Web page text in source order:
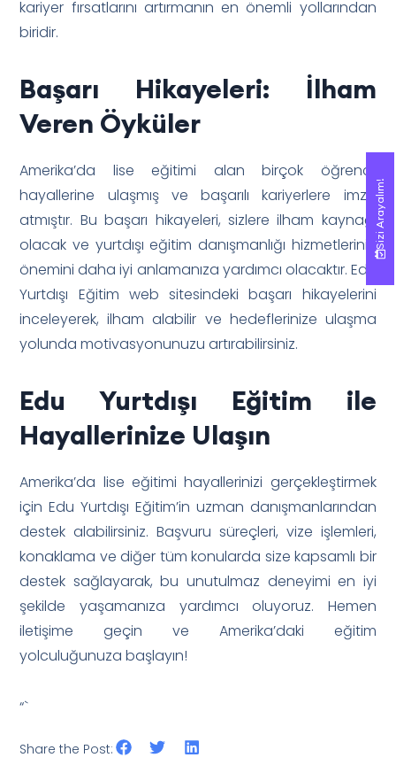
kariyer fırsatlarını artırmanın en önemli yollarından
biridir.
Başarı Hikayeleri: İlham
Veren Öyküler
Amerika’da lise eğitimi alan birçok öğrenci,
hayallerine ulaşmış ve başarılı kariyerlere imza
atmıştır. Bu başarı hikayeleri, sizlere ilham kaynağı
olacak ve yurtdışı eğitim danışmanlığı hizmetlerinin
önemini daha iyi anlamanıza yardımcı olacaktır. Edu
Yurtdışı Eğitim web sitesindeki başarı hikayelerini
inceleyerek, ilham alabilir ve hedeflerinize ulaşma
yolunda motivasyonunuzu artırabilirsiniz.
Edu Yurtdışı Eğitim ile
Hayallerinize Ulaşın
Amerika’da lise eğitimi hayallerinizi gerçekleştirmek
için Edu Yurtdışı Eğitim’in uzman danışmanlarından
destek alabilirsiniz. Başvuru süreçleri, vize işlemleri,
konaklama ve diğer tüm konularda size kapsamlı bir
destek sağlayarak, bu unutulmaz deneyimi en iyi
şekilde yaşamanıza yardımcı oluyoruz. Hemen
iletişime geçin ve Amerika’daki eğitim
yolculuğunuza başlayın!
“`
Share the Post:
Sizi Arayalım!
Sizi Arayalım!